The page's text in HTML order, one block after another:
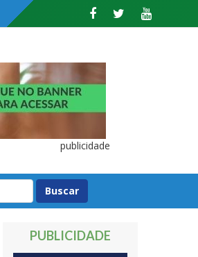
publicidade
PUBLICIDADE